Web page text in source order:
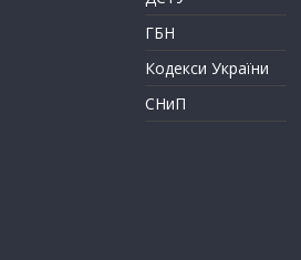
ГБН
Кодекси України
СНиП